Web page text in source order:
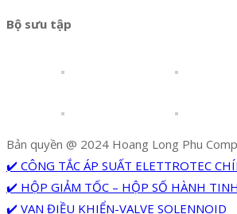
Bộ sưu tập
Bản quyền @ 2024 Hoang Long Phu
✔️ CÔNG TẮC ÁP SUẤT ELETTROTEC
✔️ HỘP GIẢM TỐC – HỘP SỐ HÀNH TINH
✔️ VAN ĐIỀU KHIỂN-VALVE SOLENNOID